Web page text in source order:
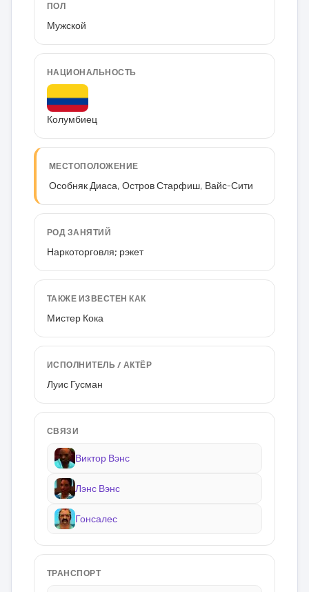
ПОЛ
Мужской
НАЦИОНАЛЬНОСТЬ
Колумбиец
МЕСТОПОЛОЖЕНИЕ
Особняк Диаса, Остров Старфиш, Вайс-Сити
РОД ЗАНЯТИЙ
Наркоторговля; рэкет
ТАКЖЕ ИЗВЕСТЕН КАК
Мистер Кока
ИСПОЛНИТЕЛЬ / АКТЁР
Луис Гусман
СВЯЗИ
Виктор Вэнс
Лэнс Вэнс
Гонсалес
ТРАНСПОРТ